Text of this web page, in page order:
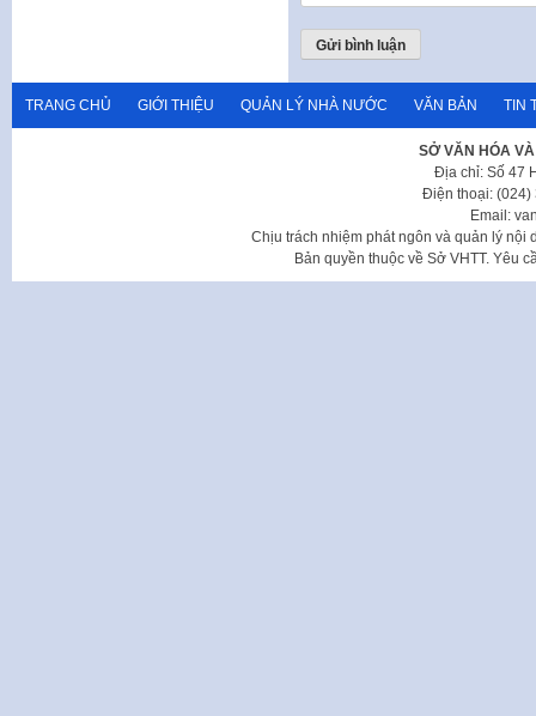
TRANG CHỦ GIỚI THIỆU QUẢN LÝ NHÀ NƯỚC VĂN BẢN TIN
SỞ VĂN HÓA
Địa chỉ: Số 47
Điện thoại: (024)
Email:
Chịu trách nhiệm phát ngôn và quản lý nội
Bản quyền thuộc về Sở VHTT. Yêu